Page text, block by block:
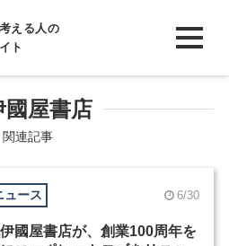
える人の
ト
國屋書店
関連記事
ュース 6/30
國屋書店が、創業100周年を